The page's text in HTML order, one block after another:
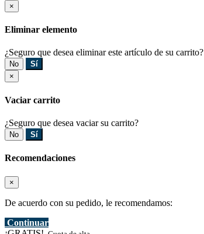
×
Eliminar elemento
¿Seguro que desea eliminar este artículo de su carrito?
No
Sí
×
Vaciar carrito
¿Seguro que desea vaciar su carrito?
No Sí
Recomendaciones
×
De acuerdo con su pedido, le recomendamos:
Continuar